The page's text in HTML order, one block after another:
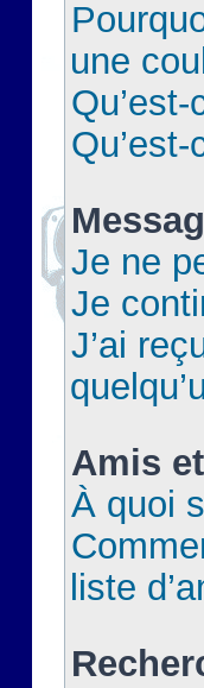
une
Je ne
Je
J’ai
Amis
À quoi
liste